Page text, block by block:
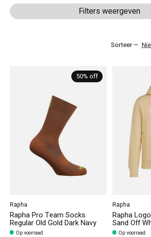
Filters weergeven
Sorteer —
50% off
Rapha
Rapha Pro Team Socks
Regular Old Gold Dark Navy
Op voorraad
Rapha
Rapha
Sand Off
Op voorraad